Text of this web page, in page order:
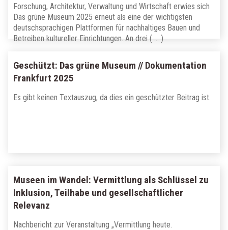
Forschung, Architektur, Verwaltung und Wirtschaft erwies sich
Das grüne Museum 2025 erneut als eine der wichtigsten
deutschsprachigen Plattformen für nachhaltiges Bauen und
Betreiben kultureller Einrichtungen. An drei ( … )
Geschützt: Das grüne Museum // Dokumentation
Frankfurt 2025
Es gibt keinen Textauszug, da dies ein geschützter Beitrag ist.
Museen im Wandel: Vermittlung als Schlüssel zu
Inklusion, Teilhabe und gesellschaftlicher
Relevanz
Nachbericht zur Veranstaltung „Vermittlung heute.